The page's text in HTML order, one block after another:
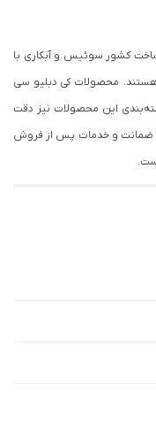
ساخت کشور سوئیس و آبکاری با
محصولات کی دبلیو سی
این محصولات نیز دقت
تا آسیبی به محصول نرسد. 5 سال ضمانت و خدمات پس از فروش